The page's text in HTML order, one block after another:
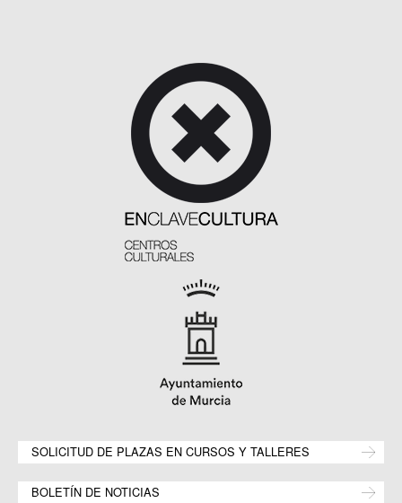
SOLICITUD DE PLAZAS EN CURSOS Y TALLERES
BOLETÍN DE NOTICIAS